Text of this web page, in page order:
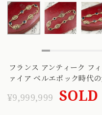
フランス アンティーク フ
ァイア ベルエポック時代
¥9,999,999